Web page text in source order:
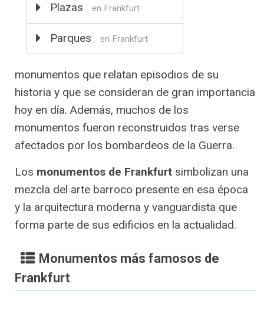
Plazas en Frankfurt
Parques en Frankfurt
monumentos que relatan episodios de su
historia y que se consideran de gran importancia
hoy en día. Además, muchos de los
monumentos fueron reconstruidos tras verse
afectados por los bombardeos de la Guerra.
Los monumentos de Frankfurt simbolizan una
mezcla del arte barroco presente en esa época
y la arquitectura moderna y vanguardista que
forma parte de sus edificios en la actualidad.
Monumentos más famosos de
Frankfurt